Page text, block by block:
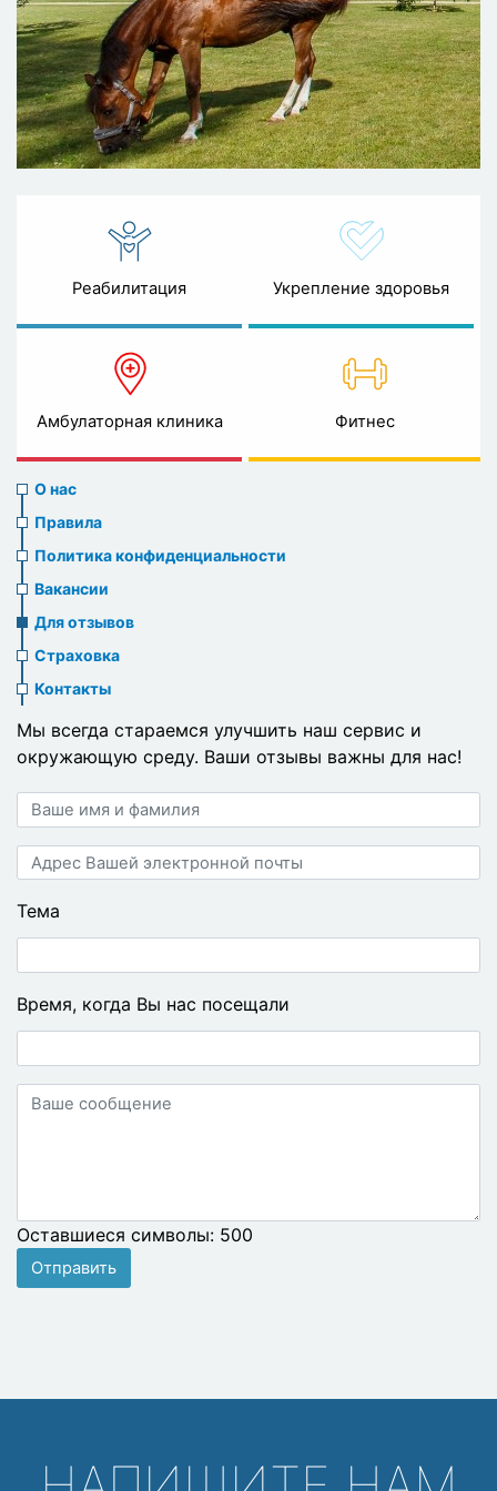
Реабилитация Укрепление здоровья
Амбулаторная клиника Фитнес
About
us
header
menu
О нас
Правила
Политика конфиденциальности
Вакансии
Для отзывов
Страховка
Контакты
Мы всегда стараемся улучшить наш сервис и
окружающую среду. Ваши отзывы важны для нас!
Ваше
имя
и
фамилия
Адрес
Вашей
электронной
почты
Тема
Время, когда Вы нас посещали
Ваше
Оставшиеся символы: 500
Отправить